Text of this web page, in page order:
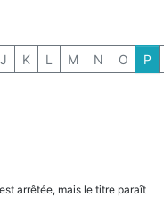
J K L M N O P
arrêtée, mais le titre paraît